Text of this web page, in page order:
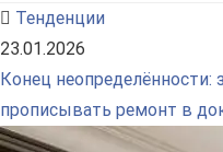
Тенденции
23.01.2026
Конец
прописывать ремонт в